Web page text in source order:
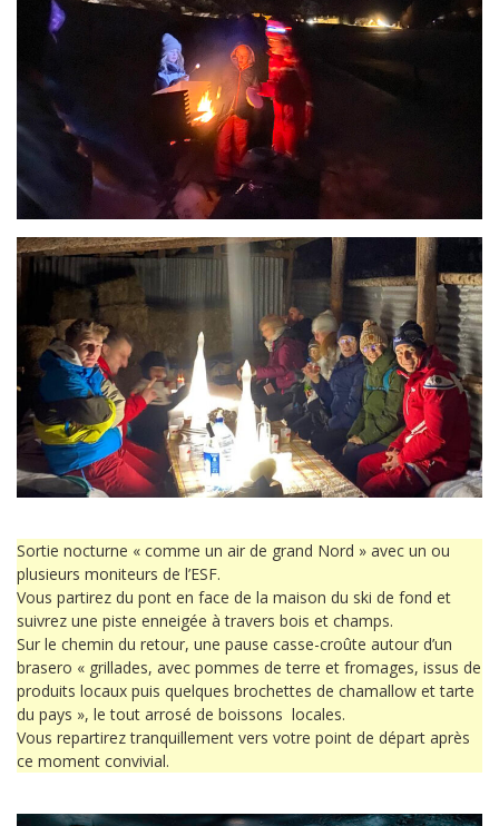
Sortie nocturne « comme un air de grand Nord » avec un ou
plusieurs moniteurs de l’ESF.
Vous partirez du pont en face de la maison du ski de fond et
suivrez une piste enneigée à travers bois et champs.
Sur le chemin du retour, une pause casse-croûte autour d’un
brasero « grillades, avec pommes de terre et fromages, issus de
produits locaux puis quelques brochettes de chamallow et tarte
du pays », le tout arrosé de boissons locales.
Vous repartirez tranquillement vers votre point de départ après
ce moment convivial.